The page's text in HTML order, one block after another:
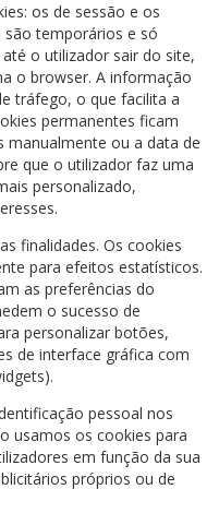
os de sessão e os
são temporários e só
o utilizador sair do site,
o browser. A informação
tráfego, o que facilita a
permanentes ficam
manualmente ou a data de
que o utilizador faz uma
personalizado,
finalidades. Os cookies
para efeitos estatísticos.
as preferências do
o sucesso de
personalizar botões,
de interface gráfica com
pessoal nos
usamos os cookies para
em função da sua
próprios ou de